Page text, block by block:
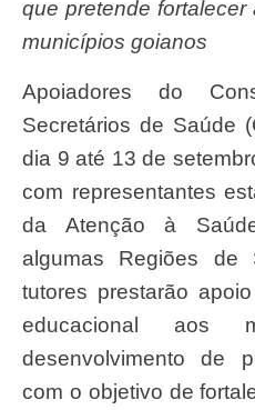
que pretende
municípios goianos
Apoiadores do Conselho Nacional dos
Secretários de Saúde
dia 9 até 13 de
com representantes
da Atenção à
algumas Regiões de
tutores prestarão
educacional aos
desenvolvimento de
com o objetivo de